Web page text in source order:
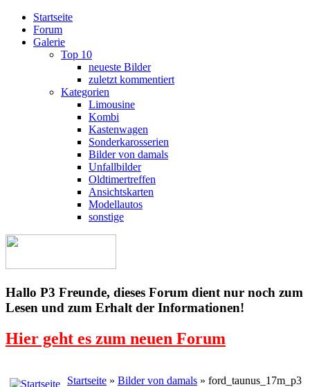
Startseite
Forum
Galerie
Top 10
neueste Bilder
zuletzt kommentiert
Kategorien
Limousine
Kombi
Kastenwagen
Sonderkarosserien
Bilder von damals
Unfallbilder
Oldtimertreffen
Ansichtskarten
Modellautos
sonstige
Hallo P3 Freunde, dieses Forum dient nur noch zum
Lesen und zum Erhalt der Informationen!
Hier geht es zum neuen Forum
Startseite » Bilder von damals » ford_taunus_17m_p3